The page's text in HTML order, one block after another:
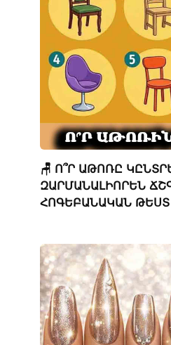
🪑 Ո՞Ր ԱԹՈՌԸ
ԶԱՐՄԱՆԱԼԻՈՐԵՆ
ՀՈԳԵԲԱՆԱԿԱՆ ԹԵՍՏ